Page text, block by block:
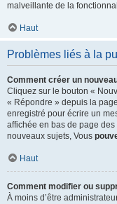
malveillante de la
Haut
Problèmes liés à la
Comment créer un
Cliquez sur le bouton «
« Répondre » depuis la
enregistré pour écrire un
affichée en bas de page
nouveaux sujets, Vous
Haut
Comment modifier ou
À moins d’être